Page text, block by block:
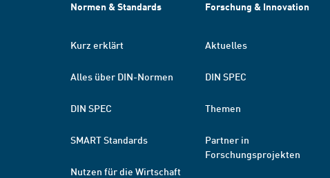
Normen & Standards
Kurz erklärt
Alles über DIN-Normen
DIN SPEC
SMART Standards
Nutzen für die Wirtschaft
Forschung & Innovation
Aktuelles
DIN SPEC
Themen
Partner in
Forschungsprojekten